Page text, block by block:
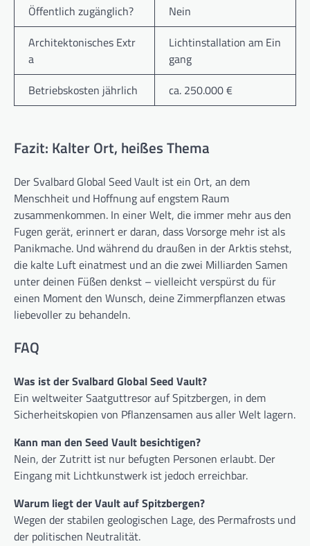
Öffentlich zugänglich?
Nein
Architektonisches Extr
a
Lichtinstallation am Ein
gang
Betriebskosten jährlich
ca. 250.000 €
Fazit: Kalter Ort, heißes Thema
Der Svalbard Global Seed Vault ist ein Ort, an dem
Menschheit und Hoffnung auf engstem Raum
zusammenkommen. In einer Welt, die immer mehr aus den
Fugen gerät, erinnert er daran, dass Vorsorge mehr ist als
Panikmache. Und während du draußen in der Arktis stehst,
die kalte Luft einatmest und an die zwei Milliarden Samen
unter deinen Füßen denkst – vielleicht verspürst du für
einen Moment den Wunsch, deine Zimmerpflanzen etwas
liebevoller zu behandeln.
FAQ
Was ist der Svalbard Global Seed Vault?
Ein weltweiter Saatguttresor auf Spitzbergen, in dem
Sicherheitskopien von Pflanzensamen aus aller Welt lagern.
Kann man den Seed Vault besichtigen?
Nein, der Zutritt ist nur befugten Personen erlaubt. Der
Eingang mit Lichtkunstwerk ist jedoch erreichbar.
Warum liegt der Vault auf Spitzbergen?
Wegen der stabilen geologischen Lage, des Permafrosts und
der politischen Neutralität.